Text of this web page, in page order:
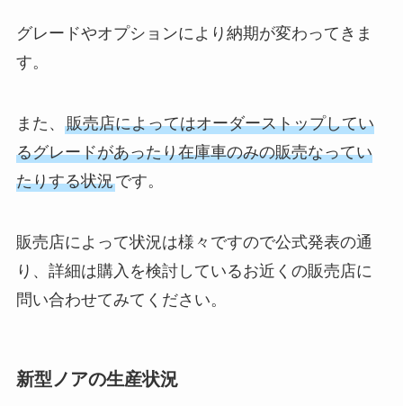
グレードやオプションにより納期が変わってきま
す。
また、 販売店によってはオーダーストップしてい
るグレードがあったり在庫車のみの販売なってい
たりする状況です。
販売店によって状況は様々ですので公式発表の通
り、詳細は購入を検討しているお近くの販売店に
問い合わせてみてください。
新型ノアの生産状況